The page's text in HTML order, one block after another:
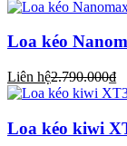
Loa kéo
Liên hệ2.790.000₫
Loa kéo kiwi